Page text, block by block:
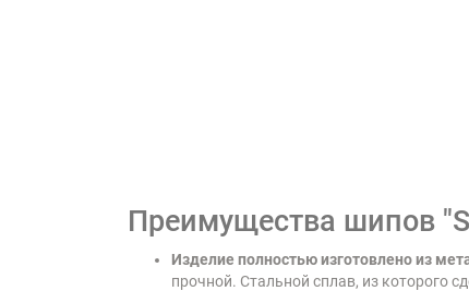
Преимущества шипов
Изделие полностью изготовлено из
прочной. Стальной сплав, из которого